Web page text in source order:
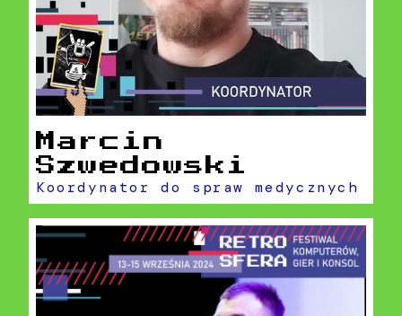
Marcin
Szwedowski
Koordynator do spraw medycznych